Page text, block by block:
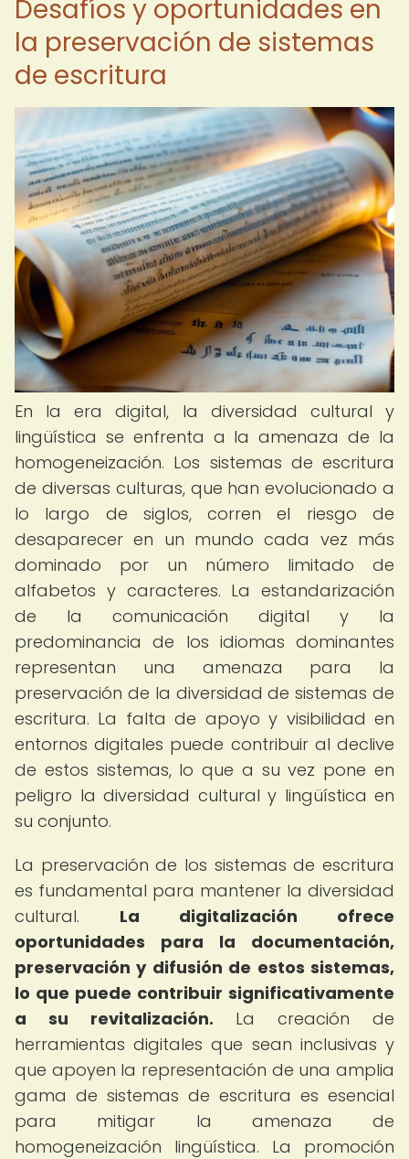
Desafíos y oportunidades en
la preservación de sistemas
de escritura
En la era digital, la diversidad cultural y
lingüística se enfrenta a la amenaza de la
homogeneización. Los sistemas de escritura
de diversas culturas, que han evolucionado a
lo largo de siglos, corren el riesgo de
desaparecer en un mundo cada vez más
dominado por un número limitado de
alfabetos y caracteres. La estandarización
de la comunicación digital y la
predominancia de los idiomas dominantes
representan una amenaza para la
preservación de la diversidad de sistemas de
escritura. La falta de apoyo y visibilidad en
entornos digitales puede contribuir al declive
de estos sistemas, lo que a su vez pone en
peligro la diversidad cultural y lingüística en
su conjunto.
La preservación de los sistemas de escritura
es fundamental para mantener la diversidad
cultural. La digitalización ofrece
oportunidades para la documentación,
preservación y difusión de estos sistemas,
lo que puede contribuir significativamente
a su revitalización. La creación de
herramientas digitales que sean inclusivas y
que apoyen la representación de una amplia
gama de sistemas de escritura es esencial
para mitigar la amenaza de
homogeneización lingüística. La promoción